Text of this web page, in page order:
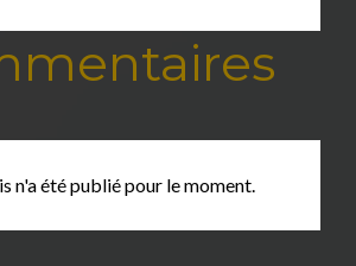
n'a été publié pour le moment.